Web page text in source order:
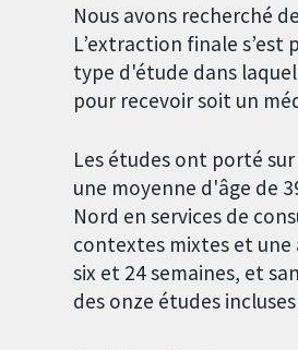
Nous avons recherché
L’extraction finale s’est
type d'étude dans
pour recevoir soit un
Les études ont porté
une moyenne d'âge de
Nord en services de
contextes mixtes et une
six et 24 semaines, et
des onze études